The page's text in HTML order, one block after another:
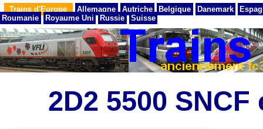
Trains d'Europe Allemagne Autriche Belgique Danemark
Roumanie
Royaume Uni Russie Suisse
2D2 5500 SNCF